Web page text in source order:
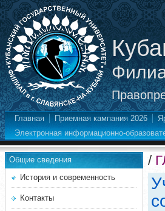
Главная Приемная кампания 2026
Электронная информационно-
Общие сведения
История и современность
Контакты
/